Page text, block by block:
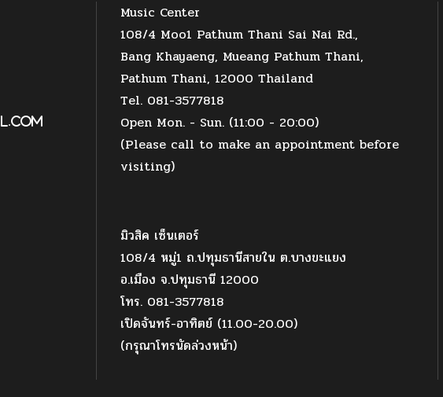
Music Center
108/4 Moo1 Pathum Thani Sai Nai Rd.,
Bang Khayaeng, Mueang Pathum Thani,
Pathum Thani, 12000 Thailand
Tel. 081-3577818
Open Mon. - Sun. (11:00 - 20:00)
(Please call to make an appointment before
visiting)
มิวสิค เซ็นเตอร์
108/4 หมู่1 ถ.ปทุมธานีสายใน ต.บางขะแยง
อ.เมือง จ.ปทุมธานี 12000
โทร. 081-3577818
เปิดจันทร์-อาทิตย์ (11.00-20.00)
(กรุณาโทรนัดล่วงหน้า)